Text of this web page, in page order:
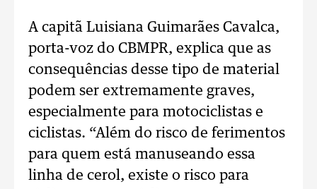
A capitã Luisiana Guimarães Cavalca,
porta-voz do CBMPR, explica que as
consequências desse tipo de material
podem ser extremamente graves,
especialmente para motociclistas e
ciclistas. “Além do risco de ferimentos
para quem está manuseando essa
linha de cerol, existe o risco para